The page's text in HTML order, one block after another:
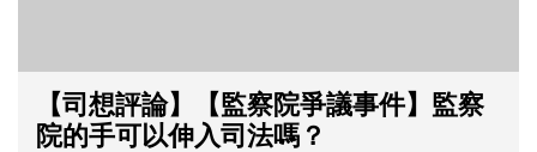
【司想評論】【監察院爭議事件】監察
院的手可以伸入司法嗎？